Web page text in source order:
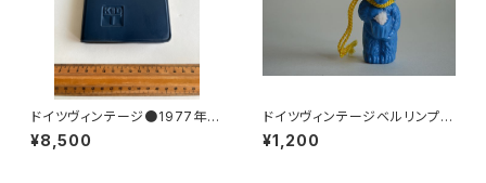
ドイツヴィンテージ●1977年ポ
ケットカレンダーKDT手帳未使
用DDR
¥8,500
ドイツヴィンテージベルリンプラ
ベア青204
¥1,200